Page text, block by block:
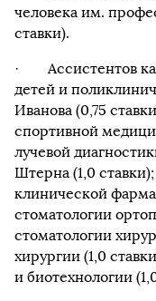
человека им.
ставки).
· Ассистентов
детей и
Иванова (0,75
спортивной
лучевой
Штерна (1,0
клинической
стоматологии
стоматологии
хирургии (1,0
и биотехнологии